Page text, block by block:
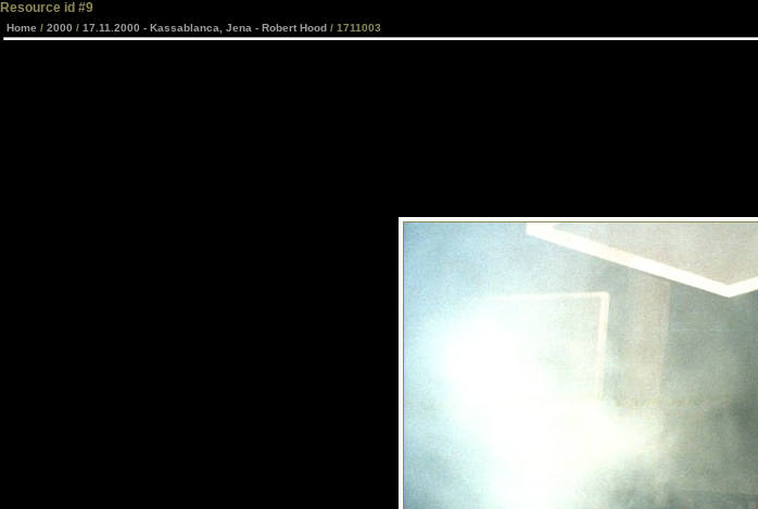
Resource id #9
Home / 2000 / 17.11.2000 - Kassablanca, Jena - Robert Hood / 1711003